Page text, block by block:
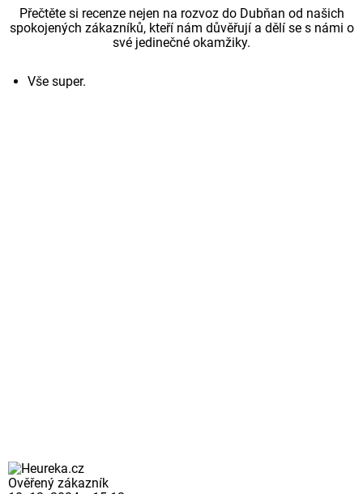
Přečtěte si recenze nejen na rozvoz do Dubňan od našich
spokojených zákazníků, kteří nám důvěřují a dělí se s námi o
své jedinečné okamžiky.
Vše super.
Ověřený zákazník